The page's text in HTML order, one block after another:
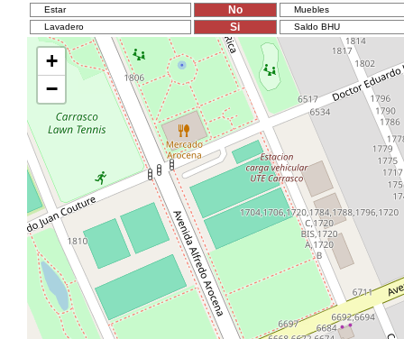
Estar
No
Muebles
Lavadero
Si Saldo BHU
+
−